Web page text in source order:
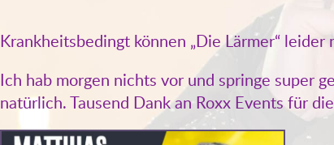
Krankheitsbedingt können „Die Lärmer“
Ich hab morgen nichts vor und springe super
natürlich. Tausend Dank an Roxx Events für